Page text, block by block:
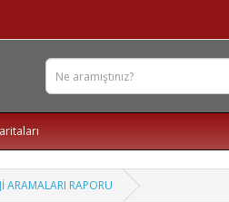
ARAMALARI RAPORU